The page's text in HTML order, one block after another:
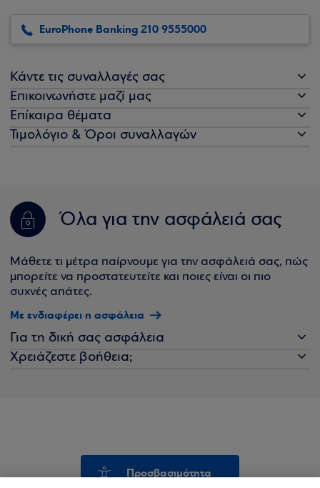
EuroPhone Banking 210 9555000
Κάντε τις συναλλαγές σας
Επικοινωνήστε μαζί μας
Επίκαιρα θέματα
Τιμολόγιο & Όροι συναλλαγών
Όλα για την ασφάλειά σας
Μάθετε τι μέτρα παίρνουμε για την ασφάλειά σας, πώς
μπορείτε να προστατευτείτε και ποιες είναι οι πιο
συχνές απάτες.
Με ενδιαφέρει η ασφάλεια
Για τη δική σας ασφάλεια
Χρειάζεστε βοήθεια;
Προσβασιμότητα